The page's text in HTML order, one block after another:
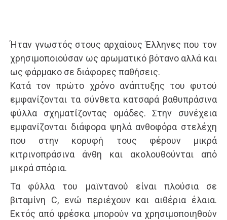
Ήταν γνωστός στους αρχαίους Έλληνες που τον
χρησιμοποιούσαν ως αρωματικό βότανο αλλά και
ως φάρμακο σε διάφορες παθήσεις.
Κατά τον πρώτο χρόνο ανάπτυξης του φυτού
εμφανίζονται τα σύνθετα κατσαρά βαθυπράσινα
φύλλα σχηματίζοντας ομάδες. Στην συνέχεια
εμφανίζονται διάφορα ψηλά ανθοφόρα στελέχη
που στην κορυφή τους φέρουν μικρά
κιτρινοπράσινα άνθη και ακολουθούνται από
μικρά σπόρια.
Τα φύλλα του μαϊντανού είναι πλούσια σε
βιταμίνη C, ενώ περιέχουν και αιθέρια έλαια.
Εκτός από φρέσκα μπορούν να χρησιμοποιηθούν